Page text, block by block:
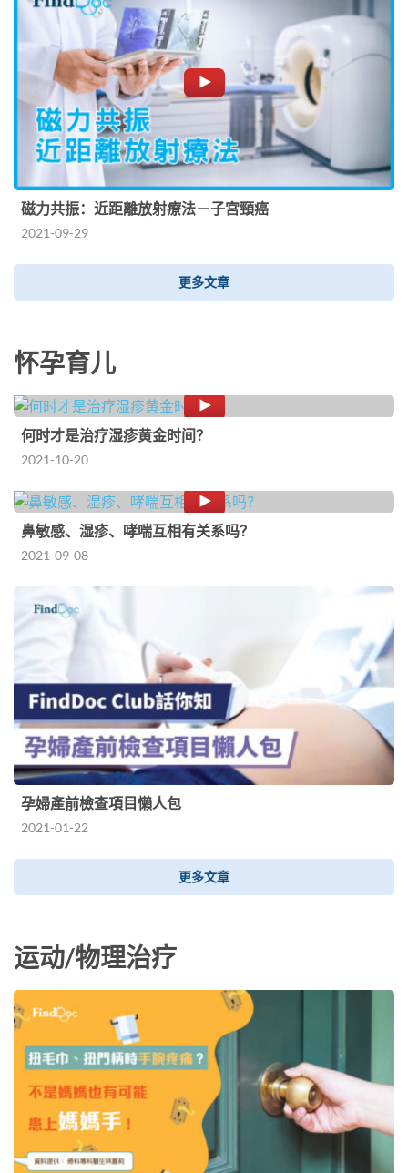
磁力共振：近距離放射療法－子宮頸癌
2021-09-29
更多文章
怀孕育儿
何时才是治疗湿疹黄金时间？
2021-10-20
鼻敏感、湿疹、哮喘互相有关系吗？
2021-09-08
孕婦產前檢查項目懶人包
2021-01-22
更多文章
运动/物理治疗